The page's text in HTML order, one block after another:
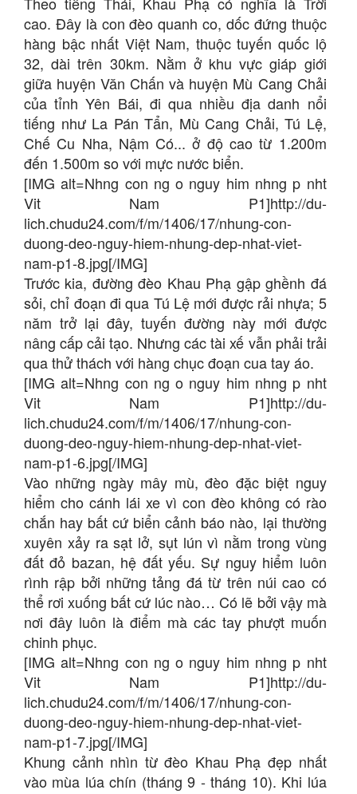
cao. Đây là con đèo quanh co, dốc đứng thuộc
hàng bậc nhất Việt Nam, thuộc tuyến quốc lộ
32, dài trên 30km. Nằm ở khu vực giáp giới
giữa huyện Văn Chấn và huyện Mù Cang Chải
của tỉnh Yên Bái, đi qua nhiều địa danh nổi
tiếng như La Pán Tẩn, Mù Cang Chải, Tú Lệ,
Chế Cu Nha, Nậm Có... ở độ cao từ 1.200m
đến 1.500m so với mực nước biển.
[IMG alt=Nhng con ng o nguy him nhng p nht
Vit Nam P1]http://du-
lich.chudu24.com/f/m/1406/17/nhung-con-
duong-deo-nguy-hiem-nhung-dep-nhat-viet-
nam-p1-8.jpg[/IMG]
Trước kia, đường đèo Khau Phạ gập ghềnh đá
sỏi, chỉ đoạn đi qua Tú Lệ mới được rải nhựa; 5
năm trở lại đây, tuyến đường này mới được
nâng cấp cải tạo. Nhưng các tài xế vẫn phải trải
qua thử thách với hàng chục đoạn cua tay áo.
[IMG alt=Nhng con ng o nguy him nhng p nht
Vit Nam P1]http://du-
lich.chudu24.com/f/m/1406/17/nhung-con-
duong-deo-nguy-hiem-nhung-dep-nhat-viet-
nam-p1-6.jpg[/IMG]
Vào những ngày mây mù, đèo đặc biệt nguy
hiểm cho cánh lái xe vì con đèo không có rào
chắn hay bất cứ biển cảnh báo nào, lại thường
xuyên xảy ra sạt lở, sụt lún vì nằm trong vùng
đất đỏ bazan, hệ đất yếu. Sự nguy hiểm luôn
rình rập bởi những tảng đá từ trên núi cao có
thể rơi xuống bất cứ lúc nào… Có lẽ bởi vậy mà
nơi đây luôn là điểm mà các tay phượt muốn
chinh phục.
[IMG alt=Nhng con ng o nguy him nhng p nht
Vit Nam P1]http://du-
lich.chudu24.com/f/m/1406/17/nhung-con-
duong-deo-nguy-hiem-nhung-dep-nhat-viet-
nam-p1-7.jpg[/IMG]
Khung cảnh nhìn từ đèo Khau Phạ đẹp nhất
vào mùa lúa chín (tháng 9 - tháng 10). Khi lúa